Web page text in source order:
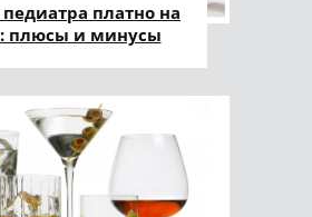
платно на
плюсы и минусы